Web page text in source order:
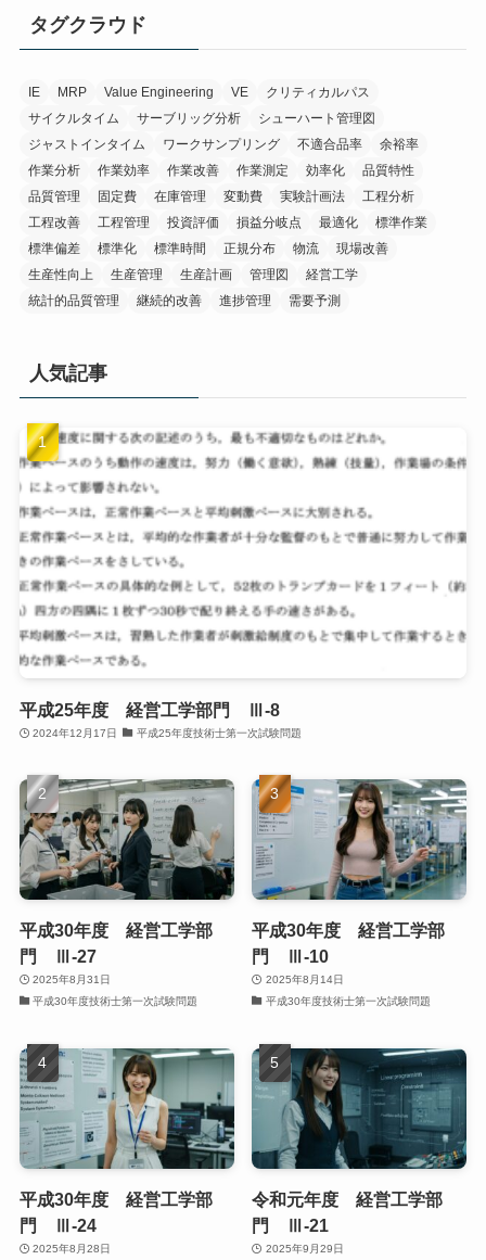
タグクラウド
IE MRP Value Engineering VE
クリティカルパス
サイクルタイム
サーブリッグ分析
シューハート管理図
ジャストインタイム
ワークサンプリング 不適合品率
余裕率
作業分析
作業効率 作業改善 作業測定 効率化
品質特性
品質管理
固定費 在庫管理 変動費 実験計画法
工程分析
工程改善
工程管理 投資評価 損益分岐点 最適化
標準作業
標準偏差
標準化 標準時間 正規分布 物流
現場改善
生産性向上
生産管理 生産計画 管理図
経営工学
統計的品質管理
継続的改善 進捗管理 需要予測
人気記事
平成25年度 経営工学部門 Ⅲ-8
2024年12月17日 平成25年度技術士第一次試験問題
平成30年度 経営工学部
門 Ⅲ-27
2025年8月31日
平成30年度技術士第一次試験問題
平成30年度 経営工学部
門 Ⅲ-10
2025年8月14日
平成30年度技術士第一次試験問題
平成30年度 経営工学部
門 Ⅲ-24
2025年8月28日
令和元年度 経営工学部
門 Ⅲ-21
2025年9月29日